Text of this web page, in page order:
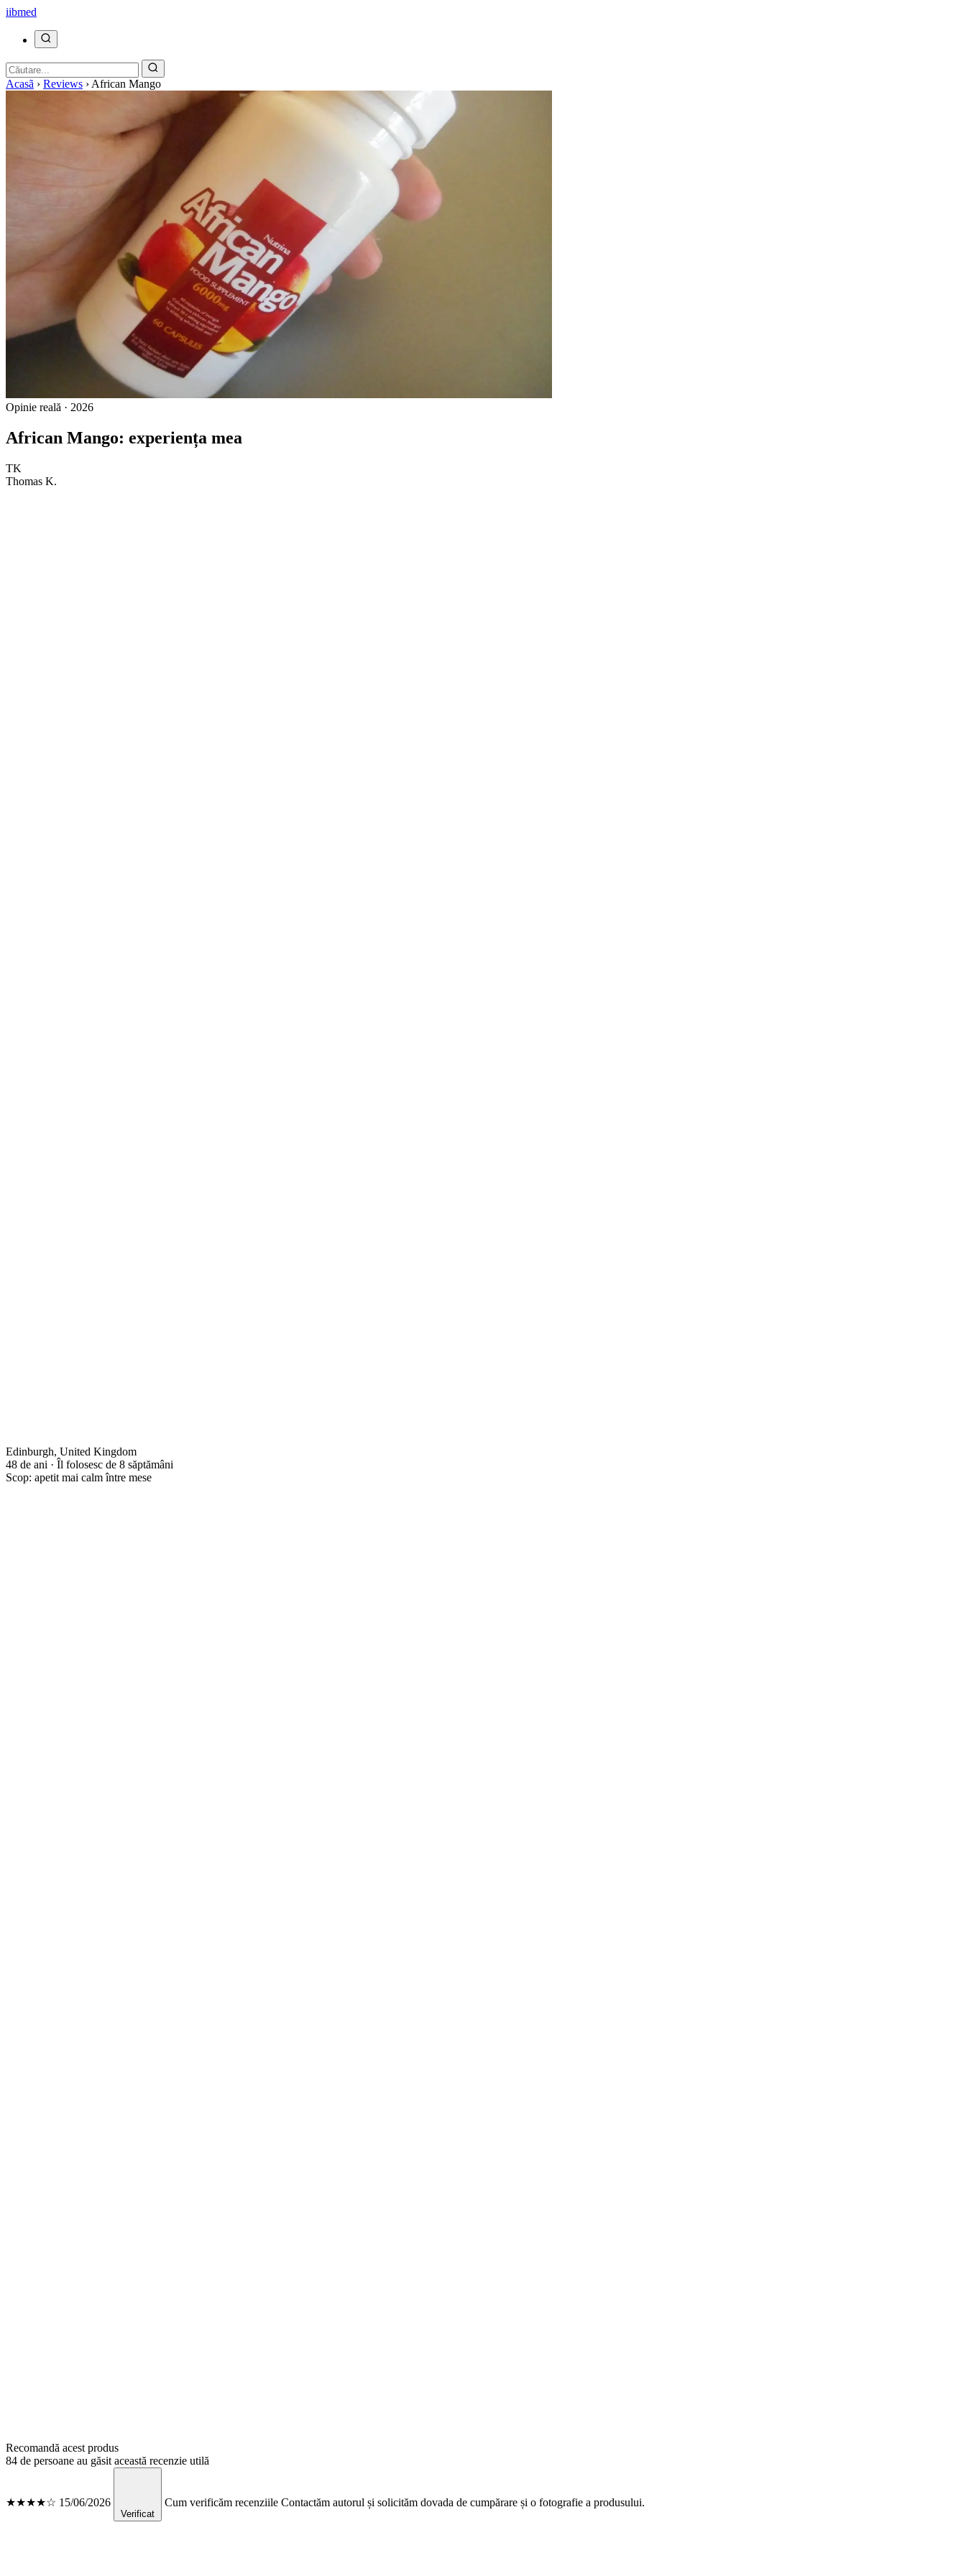
iibmed
Acasã › Reviews › African Mango
Opinie reală · 2026
African Mango: experiența mea
TK
Thomas K.
Edinburgh, United Kingdom
48 de ani · Îl folosesc de 8 săptămâni
Scop: apetit mai calm între mese
Recomandă acest produs
84 de persoane au găsit această recenzie utilă
★★★★☆ 15/06/2026
Verificat
Cum verificăm recenziile Contactăm autorul și solicităm dovada de cumpărare și o fotografie a produsului.